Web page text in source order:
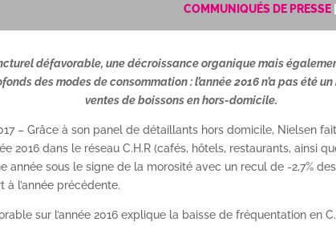
COMMUNIQUÉS DE PRESSE|
défavorable, une décroissance organique mais
des modes de consommation : l’année 2016 n’a pas été
ventes de boissons en hors-domicile.
– Grâce à son panel de détaillants hors domicile, Nielsen
2016 dans le réseau C.H.R (cafés, hôtels, restaurants, ainsi
année sous le signe de la morosité avec un recul de -2,7%
l’année précédente.
sur l’année 2016 explique la baisse de fréquentation en